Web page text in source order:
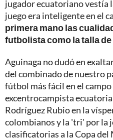
jugador ecuatoriano vestía
juego era inteligente en el
primera mano las
futbolista como la talla de
Aguinaga no dudó en
del combinado de nuestro
fútbol más fácil en el campo
excentrocampista
Rodríguez Rubio en la
colombianos y la 'tri' por la
clasificatorias a la Copa del